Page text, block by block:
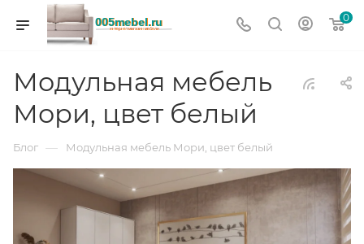
0
Модульная мебель
Мори, цвет белый
Блог — Модульная мебель Мори, цвет белый